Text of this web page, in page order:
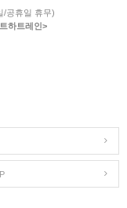
/공휴일 휴무)
하트레인>